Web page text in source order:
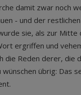
damit zwar noch
- und der
sie, als zur Mitte
ergriffen und
die Reden derer, die
wünschen übrig: Das